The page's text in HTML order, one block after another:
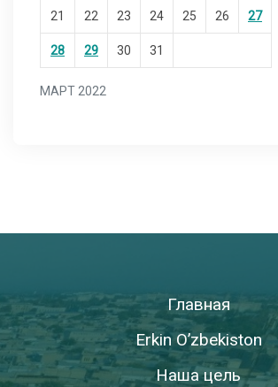
МАРТ 2022
21 22 23 24 25 26 27
28 29 30 31
Главная
Erkin O’zbekiston
Наша цель